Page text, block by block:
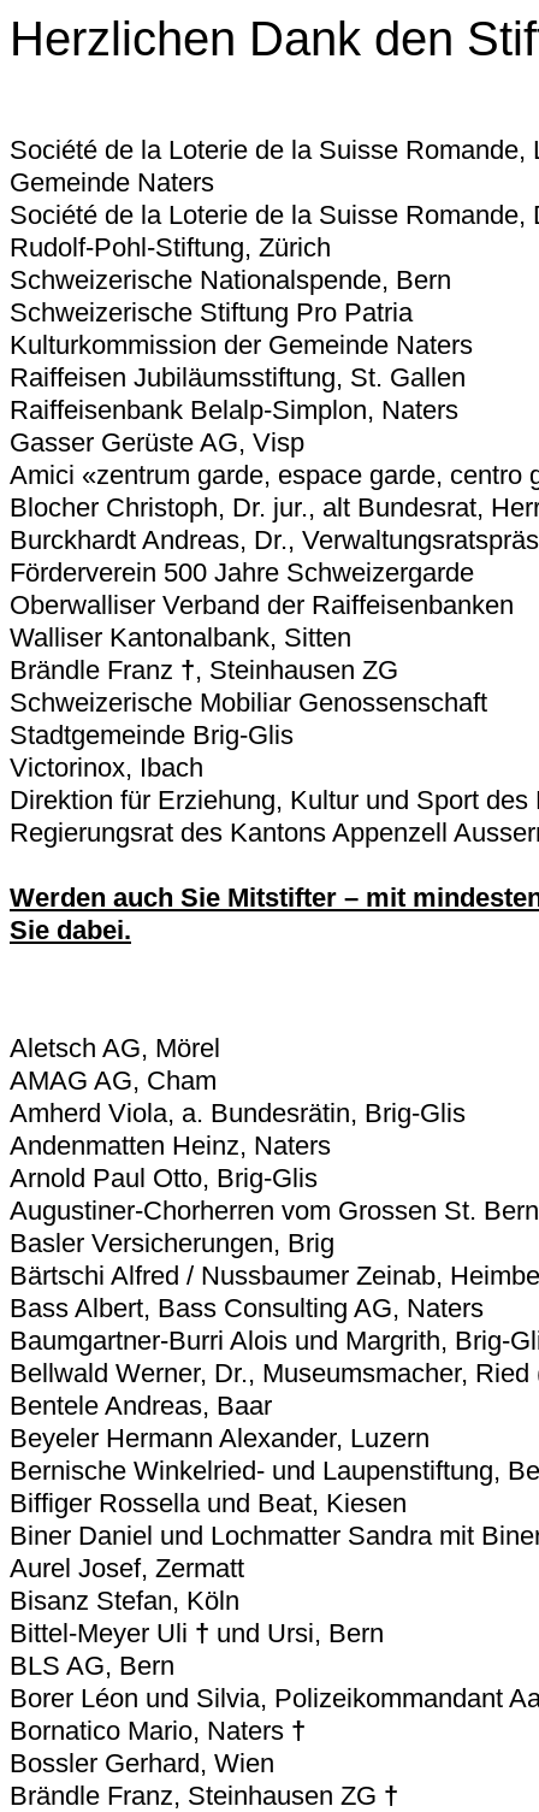
Herzlichen Dank den
Société de la Loterie de la Suisse Romande,
Gemeinde Naters
Société de la Loterie de la Suisse Romande,
Rudolf-Pohl-Stiftung, Zürich
Schweizerische Nationalspende, Bern
Schweizerische Stiftung Pro Patria
Kulturkommission der Gemeinde Naters
Raiffeisen Jubiläumsstiftung, St. Gallen
Raiffeisenbank Belalp-Simplon, Naters
Gasser Gerüste AG, Visp
Amici «zentrum garde, espace garde, centro
Blocher Christoph, Dr. jur., alt Bundesrat,
Burckhardt Andreas, Dr.,
Förderverein 500 Jahre Schweizergarde
Oberwalliser Verband der Raiffeisenbanken
Walliser Kantonalbank, Sitten
Brändle Franz †, Steinhausen ZG
Schweizerische Mobiliar Genossenschaft
Stadtgemeinde Brig-Glis
Victorinox, Ibach
Direktion für Erziehung, Kultur und Sport des
Regierungsrat des Kantons Appenzell
Werden auch Sie Mitstifter – mit
Sie dabei.
Aletsch AG, Mörel
AMAG AG, Cham
Amherd Viola, a. Bundesrätin, Brig-Glis
Andenmatten Heinz, Naters
Arnold Paul Otto, Brig-Glis
Augustiner-Chorherren vom Grossen St.
Basler Versicherungen, Brig
Bärtschi Alfred / Nussbaumer Zeinab,
Bass Albert, Bass Consulting AG, Naters
Baumgartner-Burri Alois und Margrith, Brig-
Bellwald Werner, Dr., Museumsmacher, Ried
Bentele Andreas, Baar
Beyeler Hermann Alexander, Luzern
Bernische Winkelried- und Laupenstiftung,
Biffiger Rossella und Beat, Kiesen
Biner Daniel und Lochmatter Sandra mit
Aurel Josef, Zermatt
Bisanz Stefan, Köln
Bittel-Meyer Uli † und Ursi, Bern
BLS AG, Bern
Borer Léon und Silvia, Polizeikommandant
Bornatico Mario, Naters †
Bossler Gerhard, Wien
Brändle Franz, Steinhausen ZG †